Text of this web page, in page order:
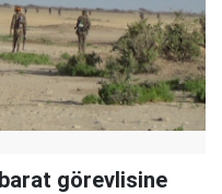
görevlisine